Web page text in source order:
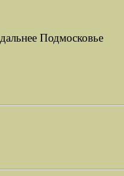
Подмосковье